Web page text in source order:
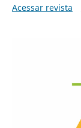
Acessar revista